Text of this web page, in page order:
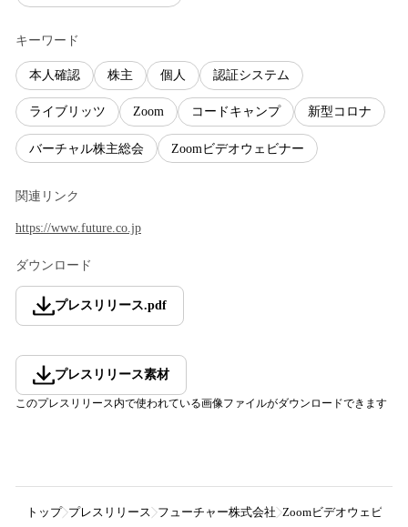
キーワード
本人確認 株主 個人 認証システム
ライブリッツ Zoom コードキャンプ 新型コロナ
バーチャル株主総会 Zoomビデオウェビナー
関連リンク
https://www.future.co.jp
ダウンロード
プレスリリース.pdf
プレスリリース素材
このプレスリリース内で使われている画像ファイルがダウンロードできます
トップ プレスリリース フューチャー株式会社 Zoomビデオウェビナ